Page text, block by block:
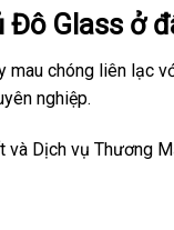
Glass ở
mau chóng liên lạc
nghiệp.
và Dịch vụ Thương